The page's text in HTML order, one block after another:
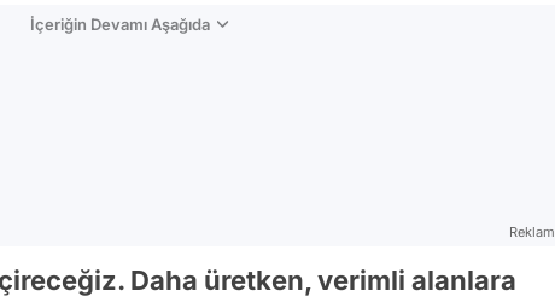
İçeriğin Devamı Aşağıda
Reklam
Daha üretken, verimli alanlara